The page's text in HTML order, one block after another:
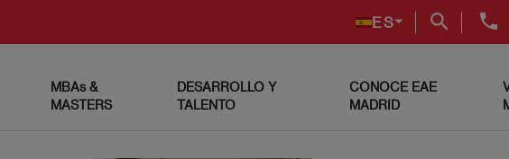
ES
+34
91
MBAs &
MASTERS
DESARROLLO Y
TALENTO
CONOCE EAE
MADRID